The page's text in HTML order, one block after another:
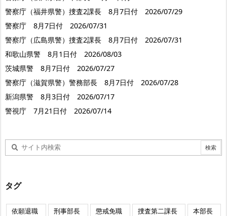
警察庁（福井県警）捜査2課長 8月7日付 2026/07/29
警察庁 8月7日付 2026/07/31
警察庁（広島県警）捜査2課長 8月7日付 2026/07/31
和歌山県警 8月1日付 2026/08/03
茨城県警 8月7日付 2026/07/27
警察庁（滋賀県警）警務部長 8月7日付 2026/07/28
新潟県警 8月3日付 2026/07/17
警視庁 7月21日付 2026/07/14
タグ
依願退職 刑事部長 懲戒免職 捜査第二課長
本部長